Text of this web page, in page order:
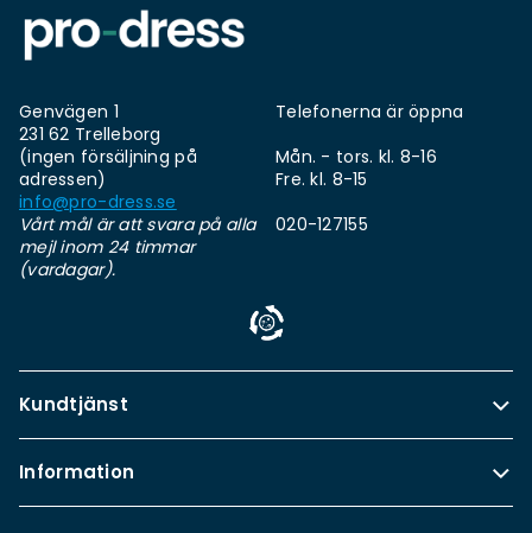
Genvägen 1
231 62 Trelleborg
(ingen försäljning på
adressen)
info@pro-dress.se
Vårt mål är att svara på alla
mejl inom 24 timmar
(vardagar).
Telefonerna är öppna
Mån. - tors. kl. 8-16
Fre. kl. 8-15
020-127155
Kundtjänst
Information